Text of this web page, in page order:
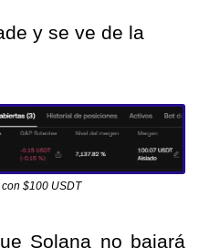
y se ve de la
$100 USDT
Solana no bajará